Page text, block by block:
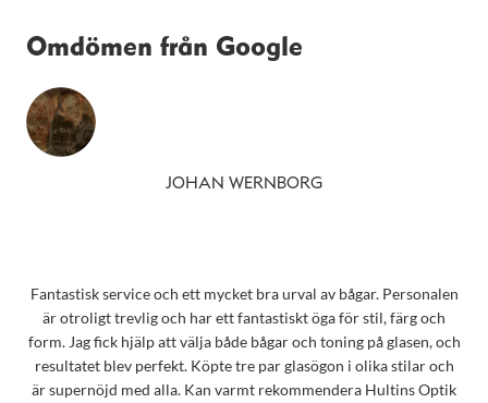
Omdömen från Google
JOHAN WERNBORG
Fantastisk service och ett mycket bra urval av bågar. Personalen
är otroligt trevlig och har ett fantastiskt öga för stil, färg och
form. Jag fick hjälp att välja både bågar och toning på glasen, och
resultatet blev perfekt. Köpte tre par glasögon i olika stilar och
är supernöjd med alla. Kan varmt rekommendera Hultins Optik